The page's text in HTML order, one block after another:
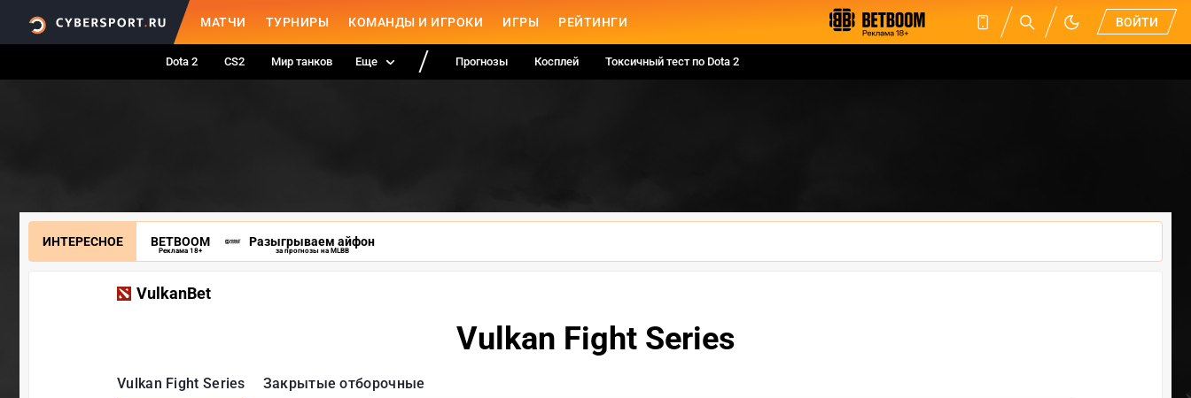
МАТЧИ ТУРНИРЫ КОМАНДЫ И ИГРОКИ ИГРЫ РЕЙТИНГИ ВОЙТИ
Dota 2 CS2 Мир танков Еще Прогнозы Косплей Токсичный тест по Dota 2
ИНТЕРЕСНОЕ BETBOOM
Реклама 18+
Разыгрываем айфон
за прогнозы на MLBB
VulkanBet
Vulkan Fight Series
Vulkan Fight Series Закрытые отборочные